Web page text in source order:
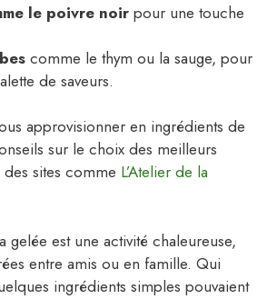
le poivre noir pour une touche
comme le thym ou la sauge, pour
de saveurs.
approvisionner en ingrédients de
sur le choix des meilleurs
sites comme L’Atelier de la
gelée est une activité chaleureuse,
entre amis ou en famille. Qui
ingrédients simples pouvaient